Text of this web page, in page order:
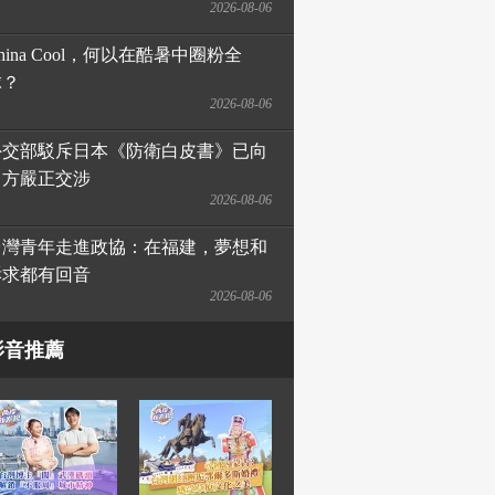
2026-08-06
Cool，何以在酷暑中圈粉全
2026-08-06
部駁斥日本《防衛白皮書》已向
嚴正交涉
2026-08-06
青年走進政協：在福建，夢想和
都有回音
2026-08-06
音推薦